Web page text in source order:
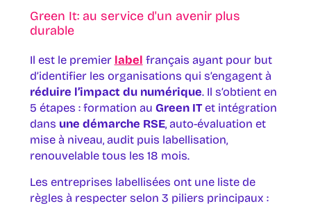
Green It: au service d'un avenir plus
durable
Il est le premier label français ayant pour but
d’identifier les organisations qui s’engagent à
réduire l’impact du numérique. Il s’obtient en
5 étapes : formation au Green ITet intégration
dans une démarche RSE, auto-évaluation et
mise à niveau, audit puis labellisation,
renouvelable tous les 18 mois.
Les entreprises labellisées ont une liste de
règles à respecter selon 3 piliers principaux :